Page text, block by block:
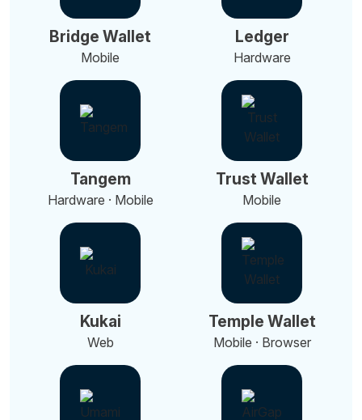
Bridge Wallet
Mobile
Ledger
Hardware
Tangem
Hardware · Mobile
Trust Wallet
Mobile
Kukai
Web
Temple Wallet
Mobile · Browser